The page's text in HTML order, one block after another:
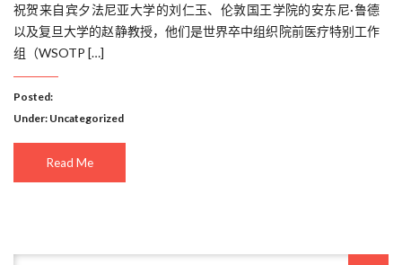
祝贺来自宾夕法尼亚大学的刘仁玉、伦敦国王学院的安东尼·鲁德
以及复旦大学的赵静教授，他们是世界卒中组织院前医疗特别工作
组（WSOTP […]
Posted:
Under: Uncategorized
Read Me